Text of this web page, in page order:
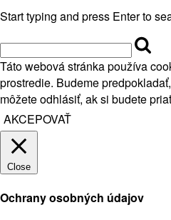
Start typing and press Enter to
Táto webová stránka používa
prostredie. Budeme
môžete odhlásiť, ak si budete
AKCEPOVAŤ
Close
Ochrany osobných údajov